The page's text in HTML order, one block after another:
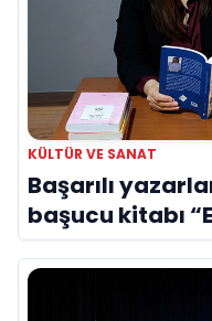
KÜLTÜR VE SANAT
Başarılı
başucu kitabı
yerini aldı